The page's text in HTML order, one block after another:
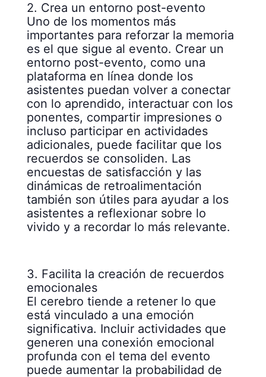
2. Crea un entorno post-evento
Uno de los momentos más
importantes para reforzar la memoria
es el que sigue al evento. Crear un
entorno post-evento, como una
plataforma en línea donde los
asistentes puedan volver a conectar
con lo aprendido, interactuar con los
ponentes, compartir impresiones o
incluso participar en actividades
adicionales, puede facilitar que los
recuerdos se consoliden. Las
encuestas de satisfacción y las
dinámicas de retroalimentación
también son útiles para ayudar a los
asistentes a reflexionar sobre lo
vivido y a recordar lo más relevante.
3. Facilita la creación de recuerdos
emocionales
El cerebro tiende a retener lo que
está vinculado a una emoción
significativa. Incluir actividades que
generen una conexión emocional
profunda con el tema del evento
puede aumentar la probabilidad de